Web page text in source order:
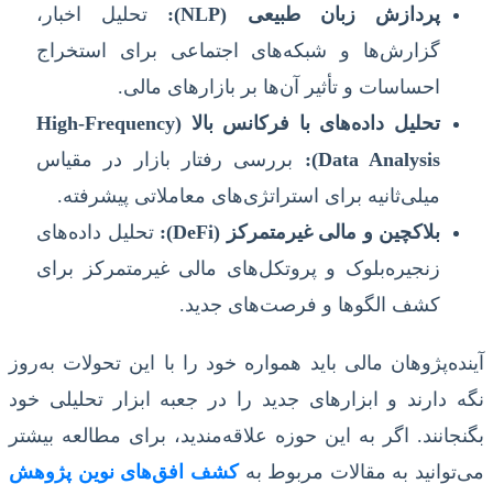
پردازش زبان طبیعی (NLP):
تحلیل اخبار،
گزارش‌ها و شبکه‌های اجتماعی برای استخراج
احساسات و تأثیر آن‌ها بر بازارهای مالی.
تحلیل داده‌های با فرکانس بالا (High-Frequency
Data Analysis):
بررسی رفتار بازار در مقیاس
میلی‌ثانیه برای استراتژی‌های معاملاتی پیشرفته.
بلاکچین و مالی غیرمتمرکز (DeFi):
تحلیل داده‌های
زنجیره‌بلوک و پروتکل‌های مالی غیرمتمرکز برای
کشف الگوها و فرصت‌های جدید.
آینده‌پژوهان مالی باید همواره خود را با این تحولات به‌روز
نگه دارند و ابزارهای جدید را در جعبه ابزار تحلیلی خود
بگنجانند. اگر به این حوزه علاقه‌مندید، برای مطالعه بیشتر
می‌توانید به مقالات مربوط بهکشف افق‌های نوین پژوهش